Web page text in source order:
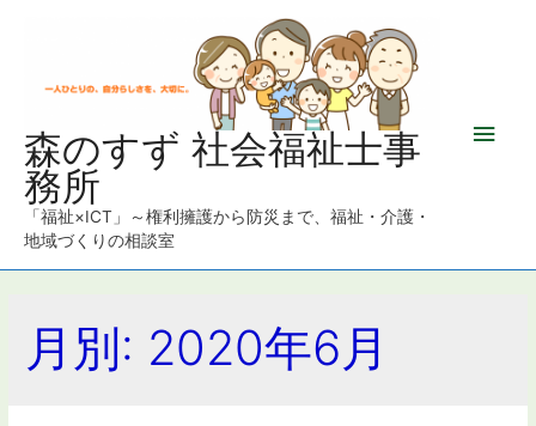
森のすず 社会福祉士事
務所
「福祉×ICT」～権利擁護から防災まで、福祉・介護・
地域づくりの相談室
メ
月別: 2020年6月